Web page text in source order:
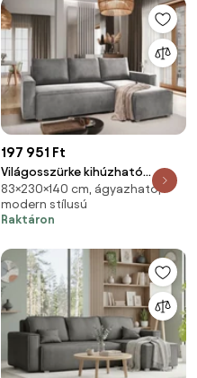
197 951 Ft
Világosszürke kihúzható
sarokkanapé CAVELO,
kétoldalas
83×230×140 cm, ágyazható,
modern stílusú
Raktáron